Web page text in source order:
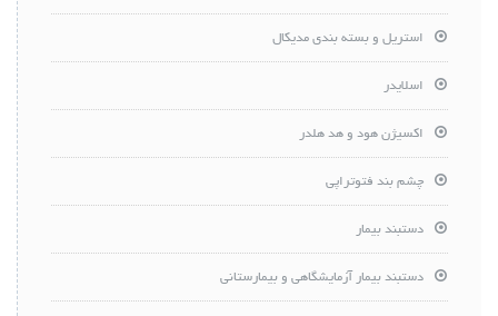
استریل و بسته بندی مدیکال
اسلایدر
اکسیژن هود و هد هلدر
چشم بند فتوتراپی
دستبند بیمار
دستبند بیمار آزمایشگاهی و بیمارستانی